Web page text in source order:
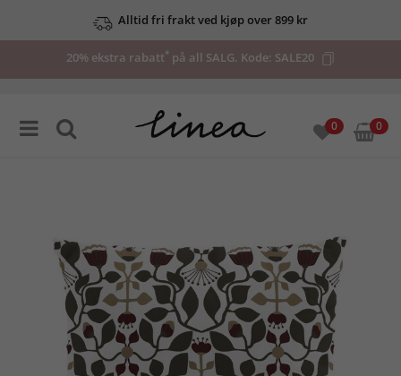
Alltid fri frakt ved kjøp over 899 kr
20% ekstra rabatt* på all SALG. Kode: SALE20
0 0